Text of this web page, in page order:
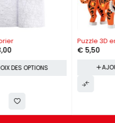
Puzzle 3D en mousse Tigre
€5,50
AJOUTER AU PANIER